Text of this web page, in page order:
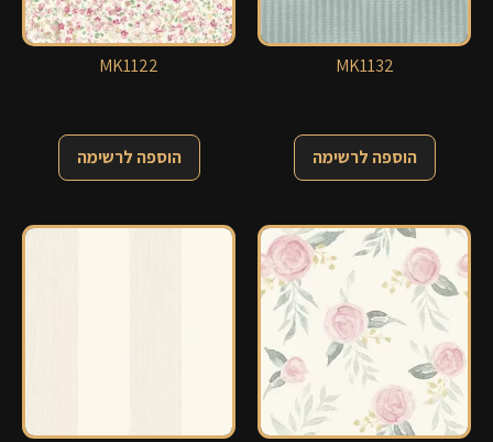
MK1132
הוספה לרשימה
MK1122
הוספה לרשימה